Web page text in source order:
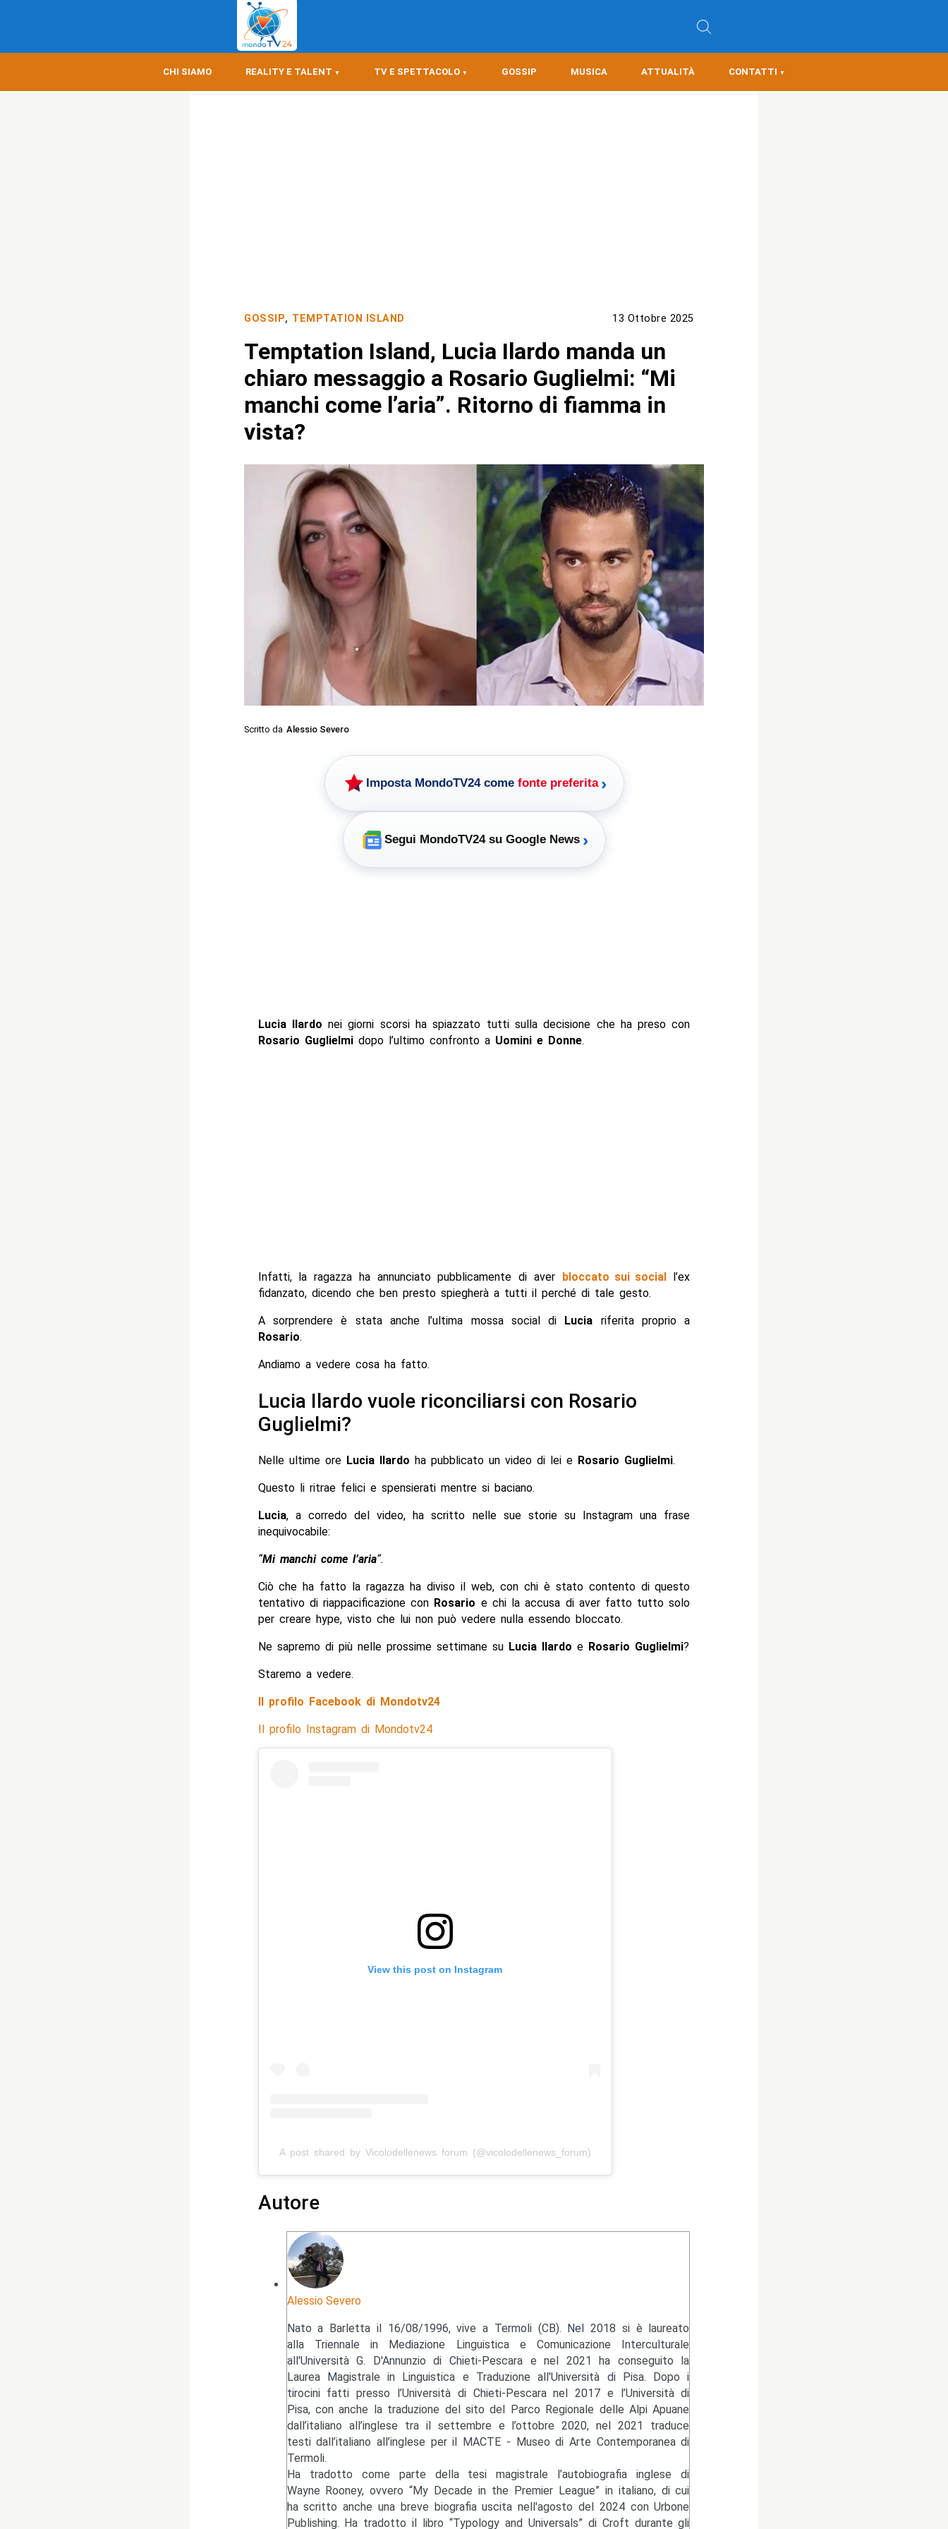
CHI SIAMO REALITY E TALENT TV E SPETTACOLO GOSSIP MUSICA ATTUALITÀ CONTATTI
GOSSIP, TEMPTATION ISLAND 13 Ottobre 2025
Temptation Island, Lucia Ilardo manda un
chiaro messaggio a Rosario Guglielmi: “Mi
manchi come l’aria”. Ritorno di fiamma in
vista?
Scritto da Alessio Severo
Imposta MondoTV24 come fonte preferita ›
Segui MondoTV24 su Google News ›
Lucia Ilardo nei giorni scorsi ha spiazzato tutti sulla decisione che ha preso con
Rosario Guglielmi dopo l’ultimo confronto a Uomini e Donne.
Infatti, la ragazza ha annunciato pubblicamente di aver bloccato sui social
l’ex
fidanzato, dicendo che ben presto spiegherà a tutti il perché di tale gesto.
A sorprendere è stata anche l’ultima mossa social di Lucia riferita proprio a
Rosario.
Andiamo a vedere cosa ha fatto.
Lucia Ilardo vuole riconciliarsi con Rosario
Guglielmi?
Nelle ultime oreLucia Ilardo ha pubblicato un video di lei e Rosario Guglielmi.
Questo li ritrae felici e spensierati mentre si baciano.
Lucia, a corredo del video, ha scritto nelle sue storie su Instagram una frase
inequivocabile:
“Mi manchi come l’aria“.
Ciò che ha fatto la ragazza ha diviso il web, con chi è stato contento di questo
tentativo di riappacificazione con Rosario e chi la accusa di aver fatto tutto solo
per creare hype, visto che lui non può vedere nulla essendo bloccato.
Ne sapremo di più nelle prossime settimane su Lucia Ilardo e Rosario Guglielmi?
Staremo a vedere.
Il profilo Facebook di Mondotv24
Il profilo Instagram di Mondotv24
View this post on Instagram
A post shared by Vicolodellenews forum (@vicolodellenews_forum)
Autore
Alessio Severo
Nato a Barletta il 16/08/1996, vive a Termoli (CB). Nel 2018 si è laureato
alla Triennale in Mediazione Linguistica e Comunicazione Interculturale
all'Università G. D'Annunzio di Chieti-Pescara e nel 2021 ha conseguito la
Laurea Magistrale in Linguistica e Traduzione all'Università di Pisa. Dopo i
tirocini fatti presso l’Università di Chieti-Pescara nel 2017 e l’Università di
Pisa, con anche la traduzione del sito del Parco Regionale delle Alpi Apuane
dall’italiano all’inglese tra il settembre e l’ottobre 2020, nel 2021 traduce
testi dall’italiano all’inglese per il MACTE - Museo di Arte Contemporanea di
Termoli.
Ha tradotto come parte della tesi magistrale l’autobiografia inglese di
Wayne Rooney, ovvero “My Decade in the Premier League” in italiano, di cui
ha scritto anche una breve biografia uscita nell'agosto del 2024 con Urbone
Publishing. Ha tradotto il libro “Typology and Universals” di Croft durante gli